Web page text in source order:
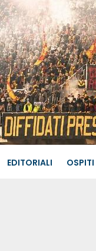
EDITORIALI OSPITI